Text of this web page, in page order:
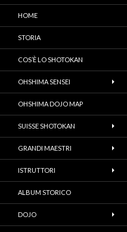
HOME
STORIA
COS’È LO SHOTOKAN
OHSHIMA SENSEI
OHSHIMA DOJO MAP
SUISSE SHOTOKAN
GRANDI MAESTRI
ISTRUTTORI
ALBUM STORICO
DOJO